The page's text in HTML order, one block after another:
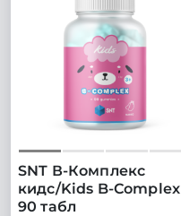
SNT В-Комплекс
кидс/Kids B-Complex
90 табл